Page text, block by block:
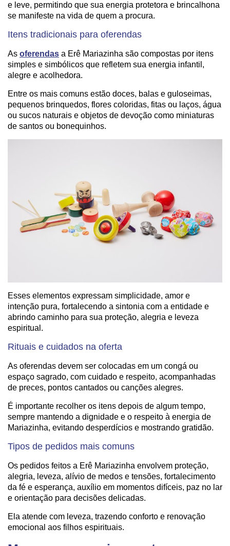
e leve, permitindo que sua energia protetora e brincalhona
se manifeste na vida de quem a procura.
Itens tradicionais para oferendas
As oferendas a Erê Mariazinha são compostas por itens
simples e simbólicos que refletem sua energia infantil,
alegre e acolhedora.
Entre os mais comuns estão doces, balas e guloseimas,
pequenos brinquedos, flores coloridas, fitas ou laços, água
ou sucos naturais e objetos de devoção como miniaturas
de santos ou bonequinhos.
Esses elementos expressam simplicidade, amor e
intenção pura, fortalecendo a sintonia com a entidade e
abrindo caminho para sua proteção, alegria e leveza
espiritual.
Rituais e cuidados na oferta
As oferendas devem ser colocadas em um congá ou
espaço sagrado, com cuidado e respeito, acompanhadas
de preces, pontos cantados ou canções alegres.
É importante recolher os itens depois de algum tempo,
sempre mantendo a dignidade e o respeito à energia de
Mariazinha, evitando desperdícios e mostrando gratidão.
Tipos de pedidos mais comuns
Os pedidos feitos a Erê Mariazinha envolvem proteção,
alegria, leveza, alívio de medos e tensões, fortalecimento
da fé e esperança, auxílio em momentos difíceis, paz no lar
e orientação para decisões delicadas.
Ela atende com leveza, trazendo conforto e renovação
emocional aos filhos espirituais.